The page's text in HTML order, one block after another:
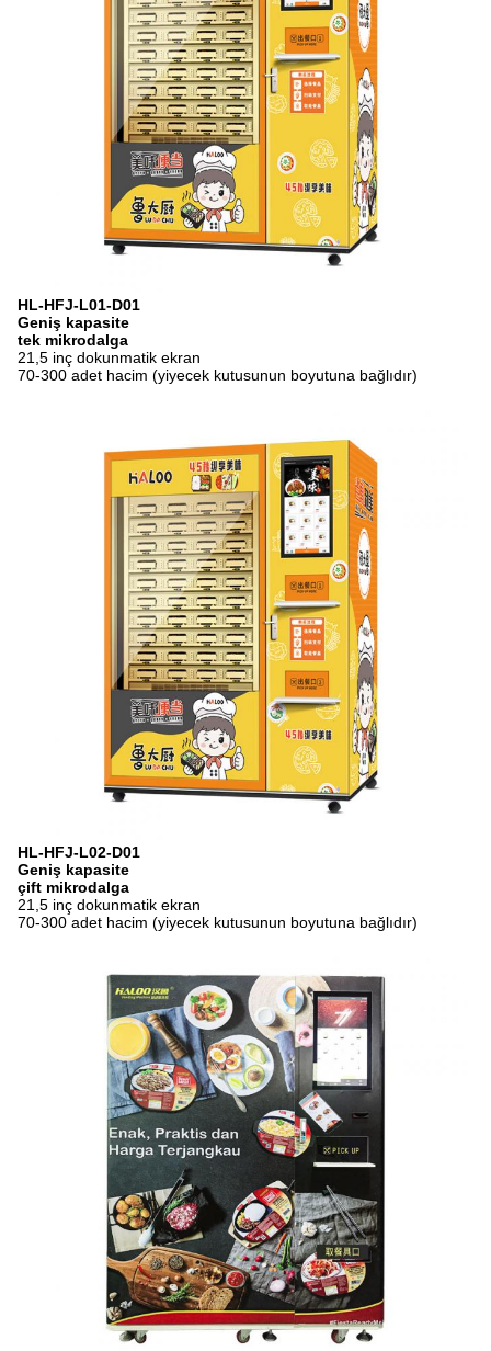
HL-HFJ-L01-D01
Geniş kapasite
tek mikrodalga
21,5 inç dokunmatik ekran
70-300 adet hacim (yiyecek kutusunun boyutuna bağlıdır)
HL-HFJ-L02-D01
Geniş kapasite
çift ​​mikrodalga
21,5 inç dokunmatik ekran
70-300 adet hacim (yiyecek kutusunun boyutuna bağlıdır)